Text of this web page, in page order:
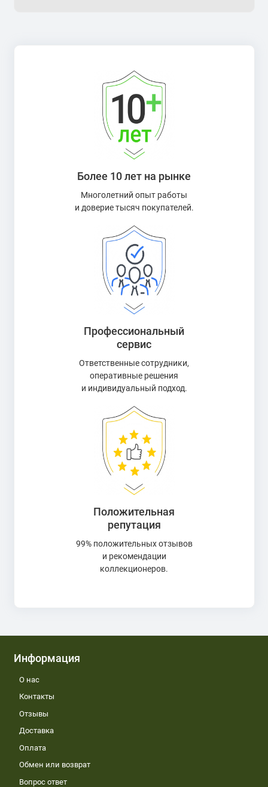
Более 10 лет на рынке
Многолетний опыт работы
и доверие тысяч покупателей.
Профессиональный
сервис
Ответственные сотрудники,
оперативные решения
и индивидуальный подход.
Положительная
репутация
99% положительных отзывов
и рекомендации
коллекционеров.
Информация
О нас
Контакты
Отзывы
Доставка
Оплата
Обмен или возврат
Вопрос ответ